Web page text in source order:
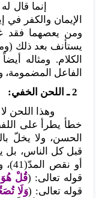
إنما قال له
الإيمان والكفر
ومن يعصهما فقد
الكلام. ومثاله
الفاعل المضمومة،
وهذا اللحن لا
خطأ يطرأ على
الحسن، ولا يخلّ
قبل كل الناس، بل
أو
قوله تعالى: (قُلْ هُوَ
قوله تعالى: (وَلَا